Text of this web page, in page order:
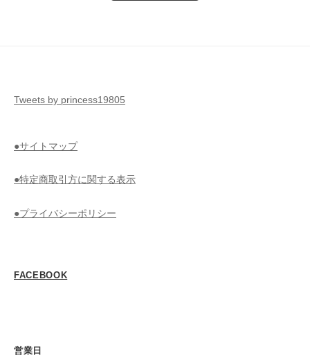
Tweets by princess19805
●サイトマップ
●特定商取引方に関する表示
●プライバシーポリシー
FACEBOOK
営業日